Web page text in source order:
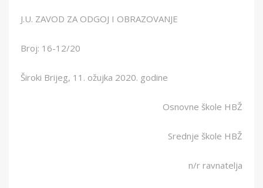
J.U. ZAVOD ZA ODGOJ I OBRAZOVANJE
Broj: 16-12/20
Široki Brijeg, 11. ožujka 2020. godine
Osnovne škole HBŽ
Srednje škole HBŽ
n/r ravnatelja